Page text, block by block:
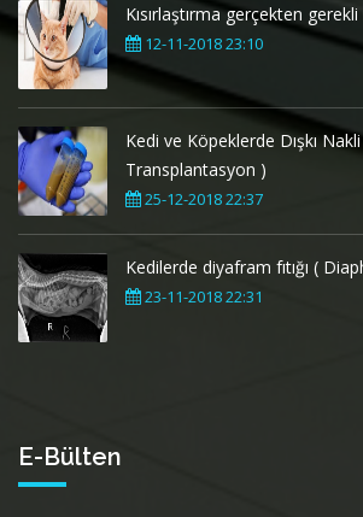
Kısırlaştırma gerçekten
12-11-2018 23:10
Kedi ve Köpeklerde Dışkı
Transplantasyon )
25-12-2018 22:37
Kedilerde diyafram fıtığı (
23-11-2018 22:31
E-Bülten